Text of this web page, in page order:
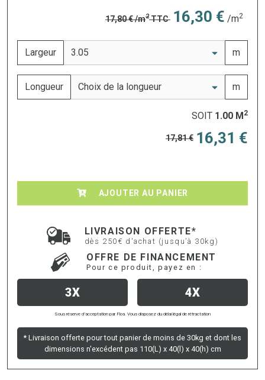
17,80 €/m2TTC 16,30 € /m2
Largeur m
Longueur m
SOIT 1.00 M2
17,81 € 16,31 €
AJOUTER AU PANIER
LIVRAISON OFFERTE*
dès 250€ d'achat (jusqu’à 30kg)
OFFRE DE FINANCEMENT
Pour ce produit, payez en :
3X 4X
Sous réserve d’acceptation par Floa. Vous disposez du délai légal de rétractation
* Livraison offerte pour tout panier de moins de 30kg et dont les
dimensions n'excédent pas 110(L) x 40(l) x 40(h) cm